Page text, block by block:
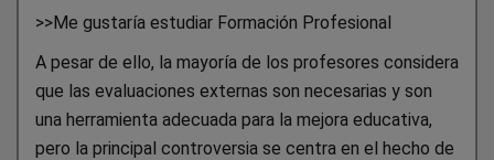
>>Me gustaría estudiar Formación Profesional
A pesar de ello, la mayoría de los profesores considera
que las evaluaciones externas son necesarias y son
una herramienta adecuada para la mejora educativa,
pero la principal controversia se centra en el hecho de